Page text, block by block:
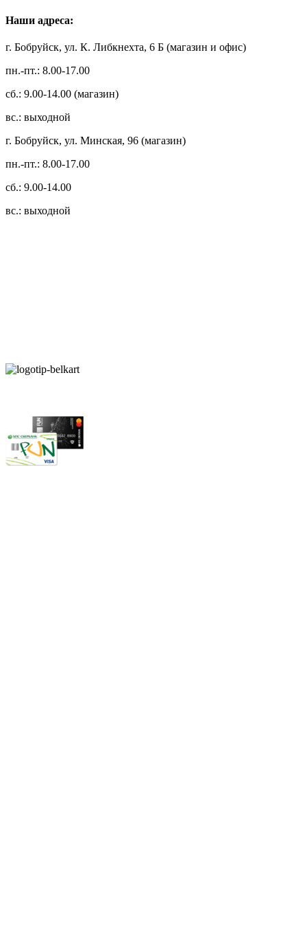
Наши адреса:
г. Бобруйск, ул. К. Либкнехта, 6 Б (магазин и офис)
пн.-пт.: 8.00-17.00
сб.: 9.00-14.00 (магазин)
вс.: выходной
г. Бобруйск, ул. Минская, 96 (магазин)
пн.-пт.: 8.00-17.00
сб.: 9.00-14.00
вс.: выходной